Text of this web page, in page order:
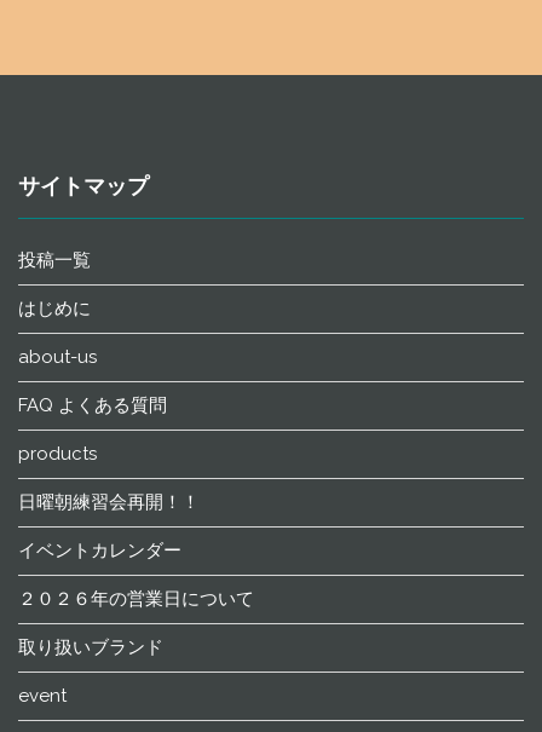
サイトマップ
投稿一覧
はじめに
about-us
FAQ よくある質問
products
日曜朝練習会再開！！
イベントカレンダー
２０２６年の営業日について
取り扱いブランド
event